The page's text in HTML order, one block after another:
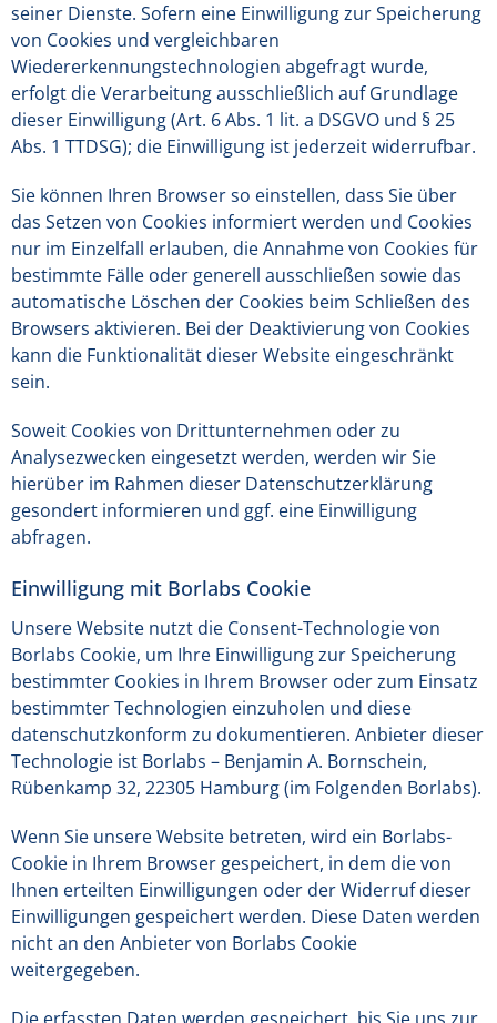
seiner Dienste. Sofern eine Einwilligung zur Speicherung
von Cookies und vergleichbaren
Wiedererkennungstechnologien abgefragt wurde,
erfolgt die Verarbeitung ausschließlich auf Grundlage
dieser Einwilligung (Art. 6 Abs. 1 lit. a DSGVO und § 25
Abs. 1 TTDSG); die Einwilligung ist jederzeit widerrufbar.
Sie können Ihren Browser so einstellen, dass Sie über
das Setzen von Cookies informiert werden und Cookies
nur im Einzelfall erlauben, die Annahme von Cookies für
bestimmte Fälle oder generell ausschließen sowie das
automatische Löschen der Cookies beim Schließen des
Browsers aktivieren. Bei der Deaktivierung von Cookies
kann die Funktionalität dieser Website eingeschränkt
sein.
Soweit Cookies von Drittunternehmen oder zu
Analysezwecken eingesetzt werden, werden wir Sie
hierüber im Rahmen dieser Datenschutzerklärung
gesondert informieren und ggf. eine Einwilligung
abfragen.
Einwilligung mit Borlabs Cookie
Unsere Website nutzt die Consent-Technologie von
Borlabs Cookie, um Ihre Einwilligung zur Speicherung
bestimmter Cookies in Ihrem Browser oder zum Einsatz
bestimmter Technologien einzuholen und diese
datenschutzkonform zu dokumentieren. Anbieter dieser
Technologie ist Borlabs – Benjamin A. Bornschein,
Rübenkamp 32, 22305 Hamburg (im Folgenden Borlabs).
Wenn Sie unsere Website betreten, wird ein Borlabs-
Cookie in Ihrem Browser gespeichert, in dem die von
Ihnen erteilten Einwilligungen oder der Widerruf dieser
Einwilligungen gespeichert werden. Diese Daten werden
nicht an den Anbieter von Borlabs Cookie
weitergegeben.